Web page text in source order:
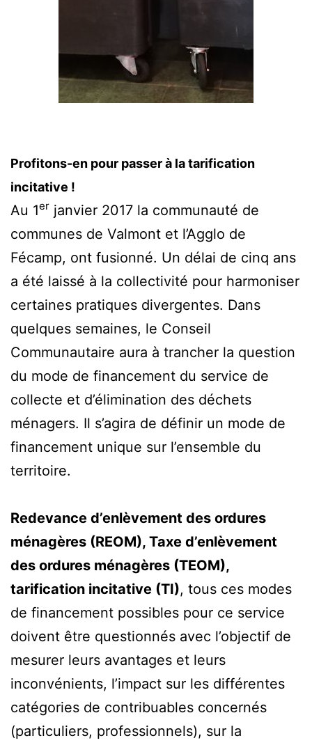
Profitons-en pour passer à la tarification
incitative !
Au 1er janvier 2017 la communauté de
communes de Valmont et l’Agglo de
Fécamp, ont fusionné. Un délai de cinq ans
a été laissé à la collectivité pour harmoniser
certaines pratiques divergentes. Dans
quelques semaines, le Conseil
Communautaire aura à trancher la question
du mode de financement du service de
collecte et d’élimination des déchets
ménagers. Il s’agira de définir un mode de
financement unique sur l’ensemble du
territoire.
Redevance d’enlèvement des ordures
ménagères (REOM), Taxe d’enlèvement
des ordures ménagères (TEOM),
tarification incitative (TI), tous ces modes
de financement possibles pour ce service
doivent être questionnés avec l’objectif de
mesurer leurs avantages et leurs
inconvénients, l’impact sur les différentes
catégories de contribuables concernés
(particuliers, professionnels), sur la